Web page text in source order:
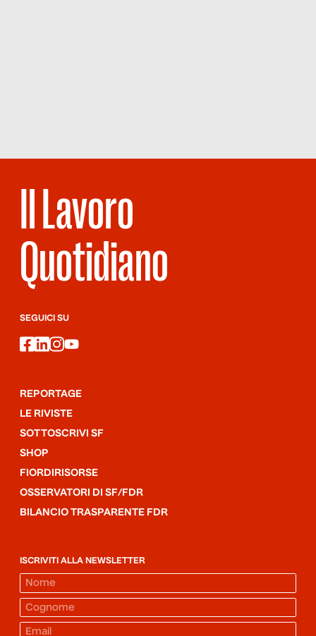
Il Lavoro
Quotidiano
SEGUICI SU
facebook
linkedin
instagram
youtube
REPORTAGE
LE RIVISTE
SOTTOSCRIVI SF
SHOP
FIORDIRISORSE
OSSERVATORI DI SF/FDR
BILANCIO TRASPARENTE FDR
ISCRIVITI ALLA NEWSLETTER